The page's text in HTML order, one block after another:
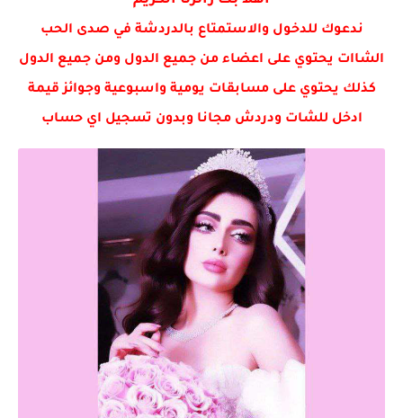
ندعوك للدخول والاستمتاع بالدردشة في صدى الحب
الشاات يحتوي على اعضاء من جميع الدول ومن جميع الدول
كذلك يحتوي على مسابقات يومية واسبوعية وجوائز قيمة
ادخل للشات ودردش مجانا وبدون تسجيل اي حساب